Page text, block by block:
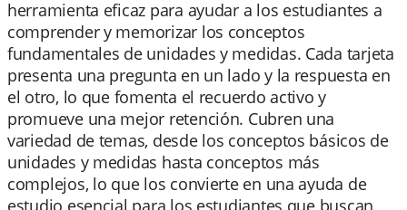
herramienta eficaz para ayudar a los estudiantes a
comprender y memorizar los conceptos
fundamentales de unidades y medidas. Cada tarjeta
presenta una pregunta en un lado y la respuesta en
el otro, lo que fomenta el recuerdo activo y
promueve una mejor retención. Cubren una
variedad de temas, desde los conceptos básicos de
unidades y medidas hasta conceptos más
complejos, lo que los convierte en una ayuda de
estudio esencial para los estudiantes que buscan